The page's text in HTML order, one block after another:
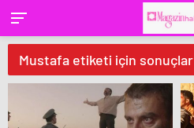
Mustafa etiketi için sonuçlar